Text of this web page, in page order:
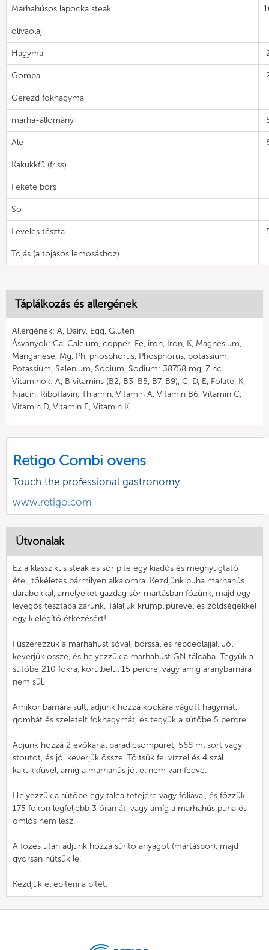
Marhahúsos lapocka steak
olivaolaj
Hagyma
Gomba
Gerezd fokhagyma
marha-állomány
Ale
Kakukkfű (friss)
Fekete bors
Só
Leveles tészta
Tojás (a tojásos lemosáshoz)
Táplálkozás és allergének
Allergének: A, Dairy, Egg, Gluten
Ásványok: Ca, Calcium, copper, Fe, iron, Iron, K, Magnesium,
Manganese, Mg, Ph, phosphorus, Phosphorus, potassium,
Potassium, Selenium, Sodium, Sodium: 38758 mg, Zinc
Vitaminok: A, B vitamins (B2, B3, B5, B7, B9), C, D, E, Folate, K,
Niacin, Riboflavin, Thiamin, Vitamin A, Vitamin B6, Vitamin C,
Vitamin D, Vitamin E, Vitamin K
Retigo Combi ovens
Touch the professional gastronomy
www.retigo.com
Útvonalak
Ez a klasszikus steak és sör pite egy kiadós és megnyugtató
étel, tökéletes bármilyen alkalomra. Kezdjünk puha marhahús
darabokkal, amelyeket gazdag sör mártásban főzünk, majd egy
levegős tésztába zárunk. Tálaljuk krumplipürével és zöldségekkel
egy kielégítő étkezésért!
Fűszerezzük a marhahúst sóval, borssal és repceolajjal. Jól
keverjük össze, és helyezzük a marhahúst GN tálcába. Tegyük a
sütőbe 210 fokra, körülbelül 15 percre, vagy amíg aranybarnára
nem sül.
Amikor barnára sült, adjunk hozzá kockára vágott hagymát,
gombát és szeletelt fokhagymát, és tegyük a sütőbe 5 percre.
Adjunk hozzá 2 evőkanál paradicsompürét, 568 ml sört vagy
stoutot, és jól keverjük össze. Töltsük fel vízzel és 4 szál
kakukkfűvel, amíg a marhahús jól el nem van fedve.
Helyezzük a sütőbe egy tálca tetejére vagy fóliával, és főzzük
175 fokon legfeljebb 3 órán át, vagy amíg a marhahús puha és
omlós nem lesz.
A főzés után adjunk hozzá sűrítő anyagot (mártáspor), majd
gyorsan hűtsük le.
Kezdjük el építeni a pitét.